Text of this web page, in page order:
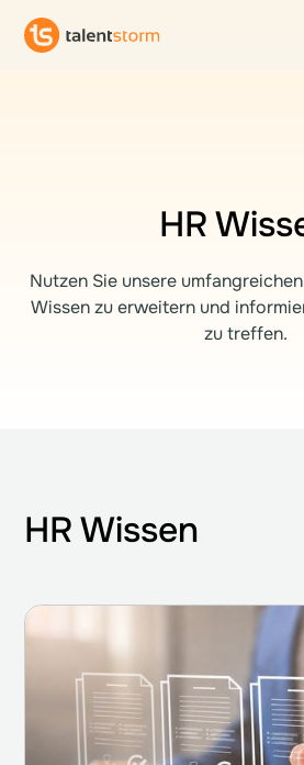
HR
Nutzen Sie unsere
Wissen zu erweitern und
zu treffen.
HR Wissen